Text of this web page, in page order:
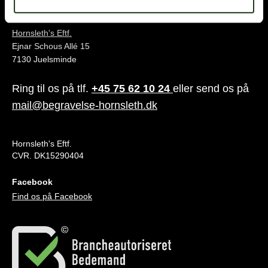
Hornsleth's Eftf.
Ejnar Schous Allé 15
7130 Juelsminde
Ring til os på tlf. +45 75 62 10 24 eller send os på
mail@begravelse-hornsleth.dk
Hornsleth's Eftf.
CVR. DK15290404
Facebook
Find os på Facebook